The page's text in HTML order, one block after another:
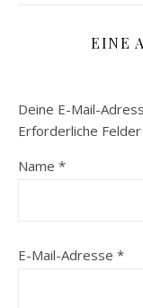
EINE
Deine E-Mail-
Erforderliche
Name *
E-Mail-Adresse *